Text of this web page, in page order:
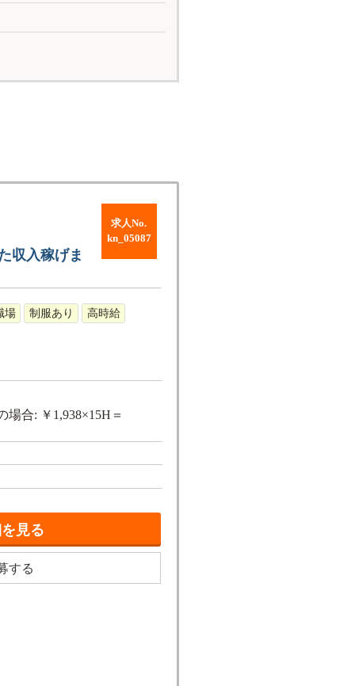
求人No.
kn_05087
収入稼げま
場 制服あり
高時給
場合: ￥1,938×15H＝
見る
する